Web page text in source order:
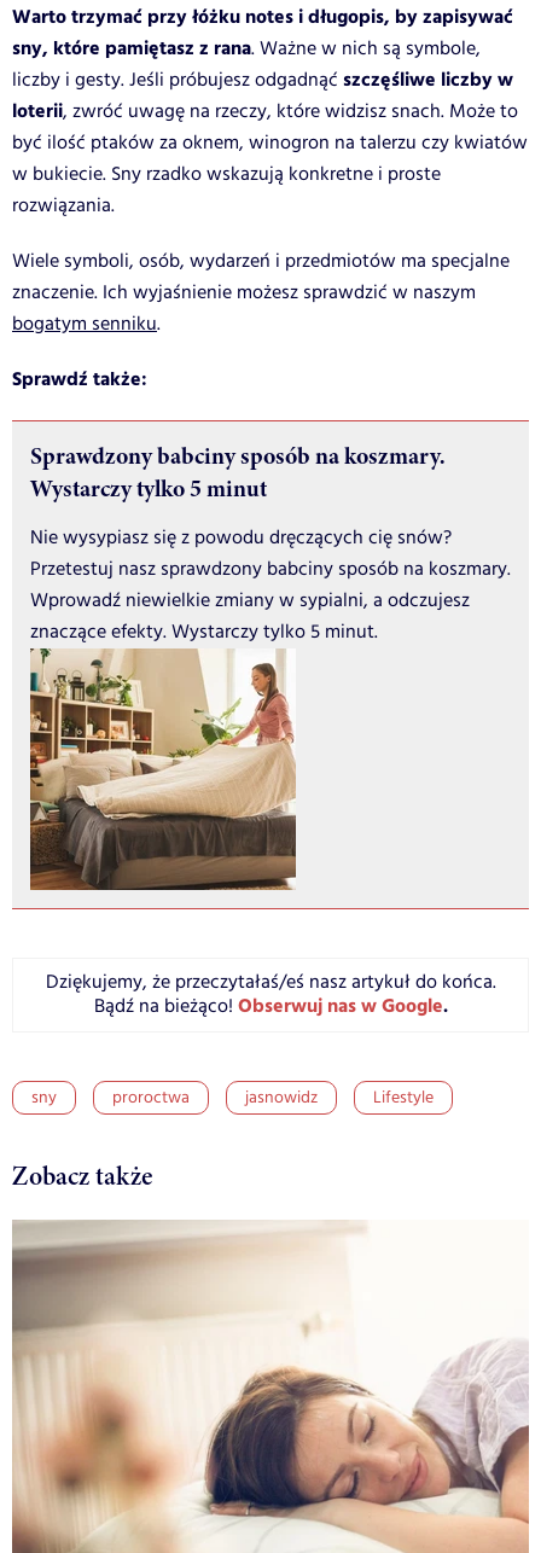
Warto trzymać przy łóżku notes i długopis, by zapisywać
sny, które pamiętasz z rana. Ważne w nich są symbole,
liczby i gesty. Jeśli próbujesz odgadnąć szczęśliwe liczby w
loterii, zwróć uwagę na rzeczy, które widzisz snach. Może to
być ilość ptaków za oknem, winogron na talerzu czy kwiatów
w bukiecie. Sny rzadko wskazują konkretne i proste
rozwiązania.
Wiele symboli, osób, wydarzeń i przedmiotów ma specjalne
znaczenie. Ich wyjaśnienie możesz sprawdzić w naszym
bogatym senniku.
Sprawdź także:
Sprawdzony babciny sposób na koszmary.
Wystarczy tylko 5 minut
Nie wysypiasz się z powodu dręczących cię snów?
Przetestuj nasz sprawdzony babciny sposób na koszmary.
Wprowadź niewielkie zmiany w sypialni, a odczujesz
znaczące efekty. Wystarczy tylko 5 minut.
Dziękujemy, że przeczytałaś/eś nasz artykuł do końca.
Bądź na bieżąco! Obserwuj nas w Google.
sny proroctwa jasnowidz Lifestyle
Zobacz także